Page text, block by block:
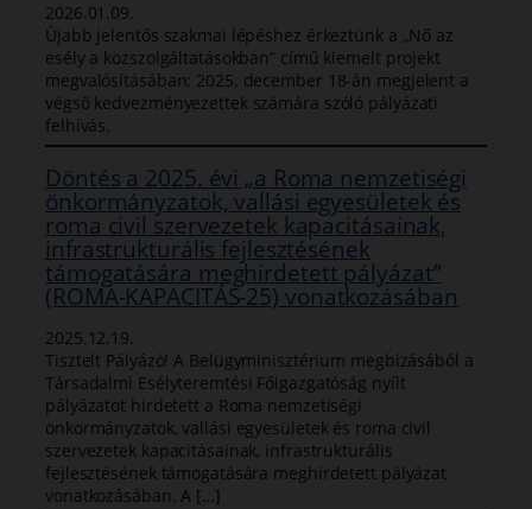
2026.01.09.
Újabb jelentős szakmai lépéshez érkeztünk a „Nő az
esély a közszolgáltatásokban” című kiemelt projekt
megvalósításában: 2025. december 18-án megjelent a
végső kedvezményezettek számára szóló pályázati
felhívás.
Döntés a 2025. évi „a Roma nemzetiségi
önkormányzatok, vallási egyesületek és
roma civil szervezetek kapacitásainak,
infrastrukturális fejlesztésének
támogatására meghirdetett pályázat”
(ROMA-KAPACITÁS-25) vonatkozásában
2025.12.19.
Tisztelt Pályázó! A Belügyminisztérium megbízásából a
Társadalmi Esélyteremtési Főigazgatóság nyílt
pályázatot hirdetett a Roma nemzetiségi
önkormányzatok, vallási egyesületek és roma civil
szervezetek kapacitásainak, infrastrukturális
fejlesztésének támogatására meghirdetett pályázat
vonatkozásában. A […]